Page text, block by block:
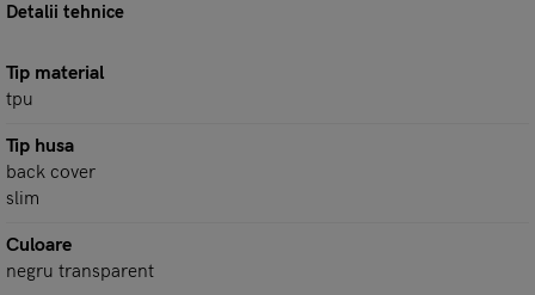
Detalii tehnice
Tip material
tpu
Tip husa
back cover
slim
Culoare
negru transparent